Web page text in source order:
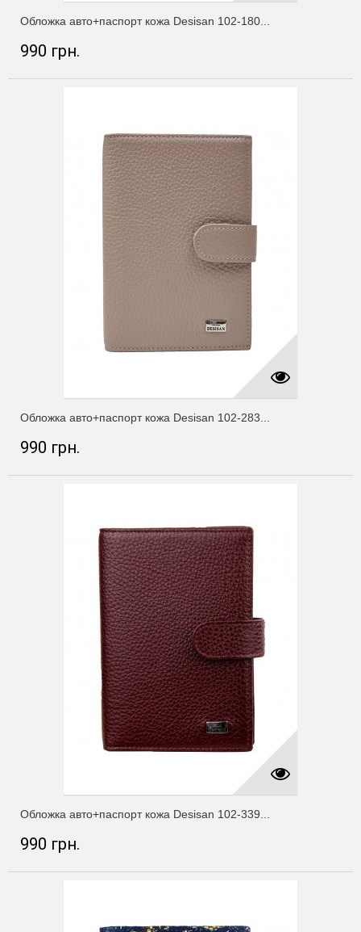
Обложка авто+паспорт кожа Desisan 102-180...
990 грн.
Обложка авто+паспорт кожа Desisan 102-283...
990 грн.
Обложка авто+паспорт кожа Desisan 102-339...
990 грн.